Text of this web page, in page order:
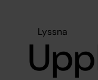
Lyssna